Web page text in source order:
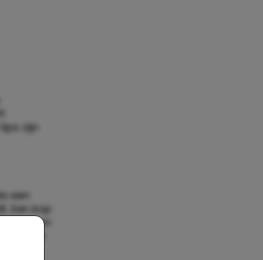
zijn
een
Een kop
gewoon